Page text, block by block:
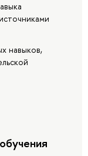
навыков,